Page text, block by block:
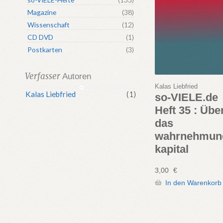
Kalas Liebfried
so-VIELE.de
Heft 35 :
das
kapital
3,00 €
In den Warenkorb
Magazine
(38)
Wissenschaft
(12)
CD DVD
(1)
Postkarten
(3)
Verfasser Autoren
Kalas Liebfried (1)